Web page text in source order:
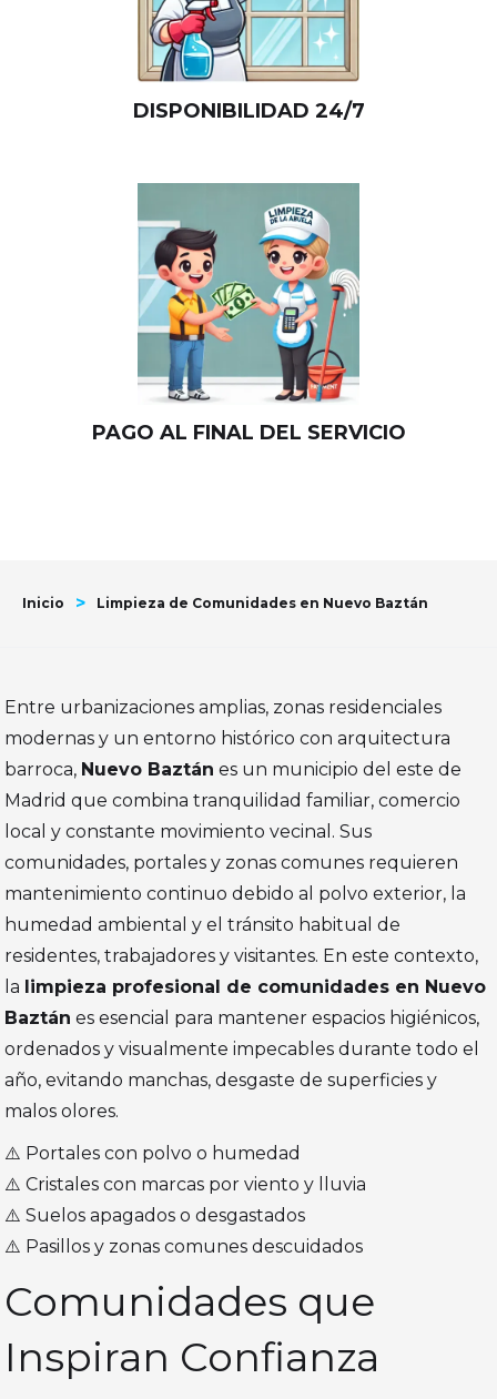
DISPONIBILIDAD 24/7
PAGO AL FINAL DEL SERVICIO
Inicio > Limpieza de Comunidades en Nuevo Baztán
Entre urbanizaciones amplias, zonas residenciales
modernas y un entorno histórico con arquitectura
barroca, Nuevo Baztán es un municipio del este de
Madrid que combina tranquilidad familiar, comercio
local y constante movimiento vecinal. Sus
comunidades, portales y zonas comunes requieren
mantenimiento continuo debido al polvo exterior, la
humedad ambiental y el tránsito habitual de
residentes, trabajadores y visitantes. En este contexto,
la limpieza profesional de comunidades en Nuevo
Baztán es esencial para mantener espacios higiénicos,
ordenados y visualmente impecables durante todo el
año, evitando manchas, desgaste de superficies y
malos olores.
⚠️ Portales con polvo o humedad
⚠️ Cristales con marcas por viento y lluvia
⚠️ Suelos apagados o desgastados
⚠️ Pasillos y zonas comunes descuidados
Comunidades que
Inspiran Confianza